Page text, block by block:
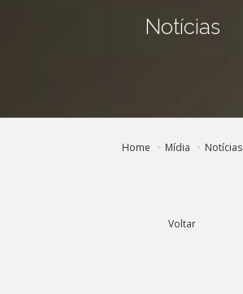
Notícias
Home Mídia Notícias
Voltar